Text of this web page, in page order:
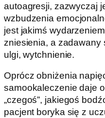
autoagresji, zazwyczaj
wzbudzenia
jest jakimś
zniesienia, a zadawany
ulgi, wytchnienie.
Oprócz obniżenia
samookaleczenie daje
„czegoś”, jakiegoś
pacjent boryka się z